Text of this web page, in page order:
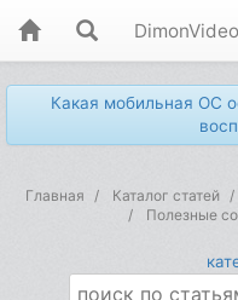
Какая мобильная ОС
Главная Каталог статей
Полезные